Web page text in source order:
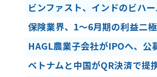
ビンファスト、インドのビハ
保険業界、1～6月期の利益二
HAGL農業子会社がIPOへ、公
ベトナムと中国がQR決済で提